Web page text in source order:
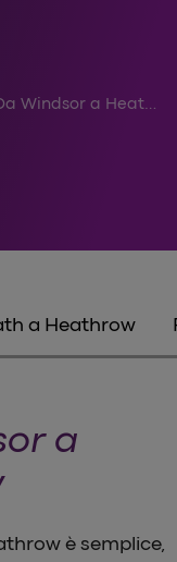
del viaggio Da Windsor a Heathrow
a Heathrow
a
è semplice,